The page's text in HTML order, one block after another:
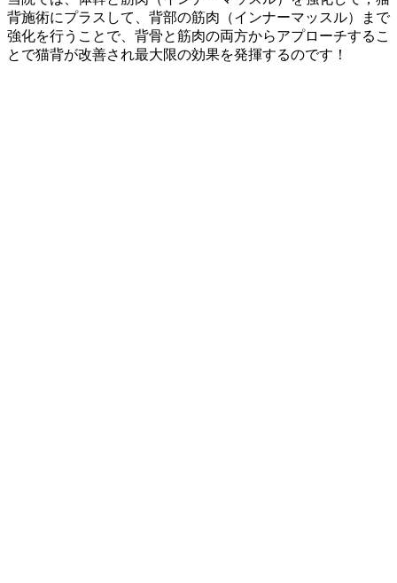
背施術にプラスして、背部の筋肉（インナーマッスル）まで
強化を行うことで、背骨と筋肉の両方からアプローチするこ
とで猫背が改善され最大限の効果を発揮するのです！